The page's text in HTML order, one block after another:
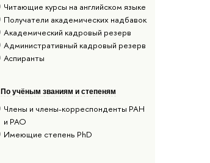
Читающие курсы на английском языке
Получатели академических надбавок
Академический кадровый резерв
Административный кадровый резерв
Аспиранты
По учёным званиям и степеням
Члены и члены-корреспонденты РАН
и РАО
Имеющие степень PhD